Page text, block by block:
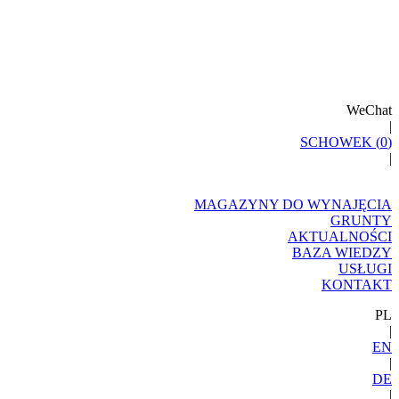
WeChat
|
SCHOWEK (0)
|
MAGAZYNY DO WYNAJĘCIA
GRUNTY
AKTUALNOŚCI
BAZA WIEDZY
USŁUGI
KONTAKT
PL
|
EN
|
DE
|